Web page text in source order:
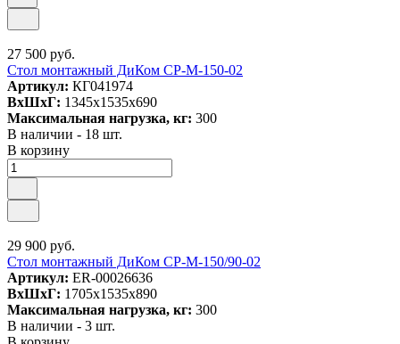
27 500 руб.
Стол монтажный ДиКом СР-М-150-02
Артикул: КГ041974
ВxШxГ: 1345x1535x690
Максимальная нагрузка, кг: 300
В наличии - 18 шт.
В корзину
29 900 руб.
Стол монтажный ДиКом СР-М-150/90-02
Артикул: ER-00026636
ВxШxГ: 1705x1535x890
Максимальная нагрузка, кг: 300
В наличии - 3 шт.